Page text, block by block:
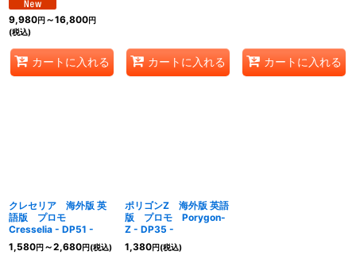
9,980円～16,800円
(税込)
カートに入れる カートに入れる カートに入れる
クレセリア 海外版 英
語版 プロモ
Cresselia - DP51 -
1,580円～2,680円(税込)
ポリゴンZ 海外版 英語
版 プロモ Porygon-
Z - DP35 -
1,380円(税込)